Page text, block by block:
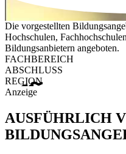
Die vorgestellten
Hochschulen,
Bildungsanbietern angeboten.
FACHBEREICH
ABSCHLUSS
REGION
Anzeige
AUSFÜHRLICH